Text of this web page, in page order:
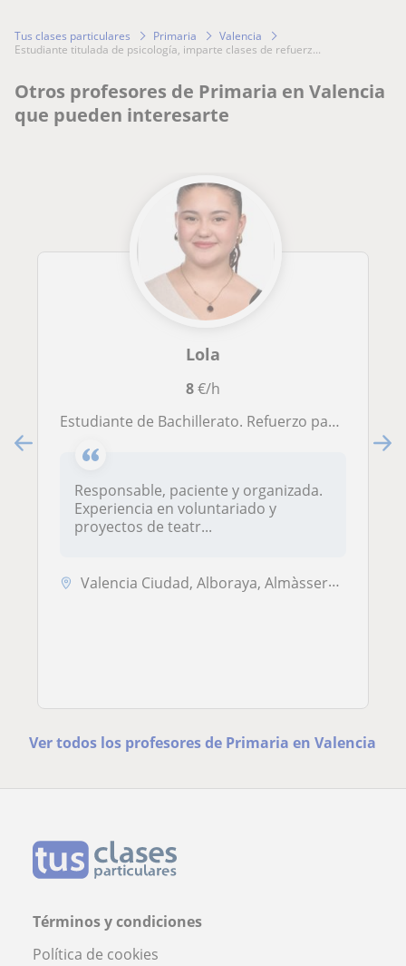
Tus clases particulares Primaria
Valencia
estudiante titulada de psicología, imparte clases de refuerz...
Otros profesores de Primaria en Valencia
que pueden interesarte
Lola
8€/h
Estudiante de Bachillerato. Refuerzo para Primaria y ESO, adaptado a cada alumno
Responsable, paciente y organizada.
Experiencia en voluntariado y
proyectos de teatr...
Valencia Ciudad, Alboraya, Almàssera, Tavernes Blanques, Valencia (Ciu...
Ver todos los profesores de Primaria en Valencia
Términos y condiciones
Política de cookies